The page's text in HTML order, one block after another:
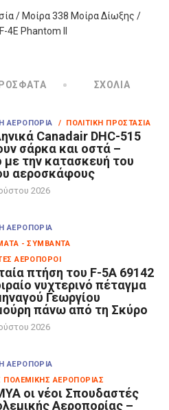
/ Μοίρα 338 Μοίρα Δίωξης /
Phantom II
ΣΧΌΛΙΑ
ΑΕΡΟΠΟΡΊΑ / ΠΟΛΙΤΙΚΉ ΠΡΟΣΤΑΣΊΑ
Canadair DHC-515
σάρκα και οστά –
με την κατασκευή του
αεροσκάφους
2026
ΑΕΡΟΠΟΡΊΑ
- ΣΥΜΒΆΝΤΑ
ΑΕΡΟΠΌΡΟΙ
πτήση του F-5A 69142
νυχτερινό πέταγμα
Γεωργίου
πάνω από τη Σκύρο
2026
ΑΕΡΟΠΟΡΊΑ
ΑΕΡΟΠΟΡΊΑΣ
οι νέοι Σπουδαστές
Αεροπορίας –